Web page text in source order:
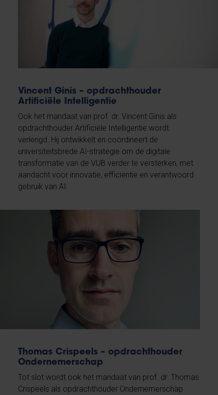
Vincent Ginis – opdrachthouder
Artificiële Intelligentie
Ook het mandaat van prof. dr. Vincent Ginis als
opdrachthouder Artificiële Intelligentie wordt
verlengd. Hij ontwikkelt en coördineert de
universiteitsbrede AI-strategie om de digitale
transformatie van de VUB verder te versterken, met
aandacht voor innovatie, efficiëntie en verantwoord
gebruik van AI.
Thomas Crispeels – opdrachthouder
Ondernemerschap
Tot slot wordt ook het mandaat van prof. dr. Thomas
Crispeels als opdrachthouder Ondernemerschap